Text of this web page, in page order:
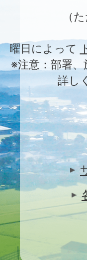
（
曜日によって
※注意：部署
詳し